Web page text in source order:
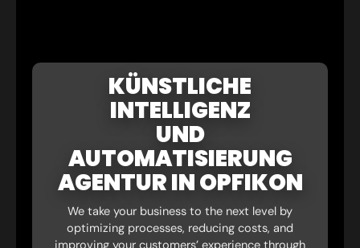
KÜNSTLICHE
INTELLIGENZ
UND
AUTOMATISIERUNG
AGENTUR IN OPFIKON
We take your business to the next level by
optimizing processes, reducing costs, and
improving your customers’ experience through